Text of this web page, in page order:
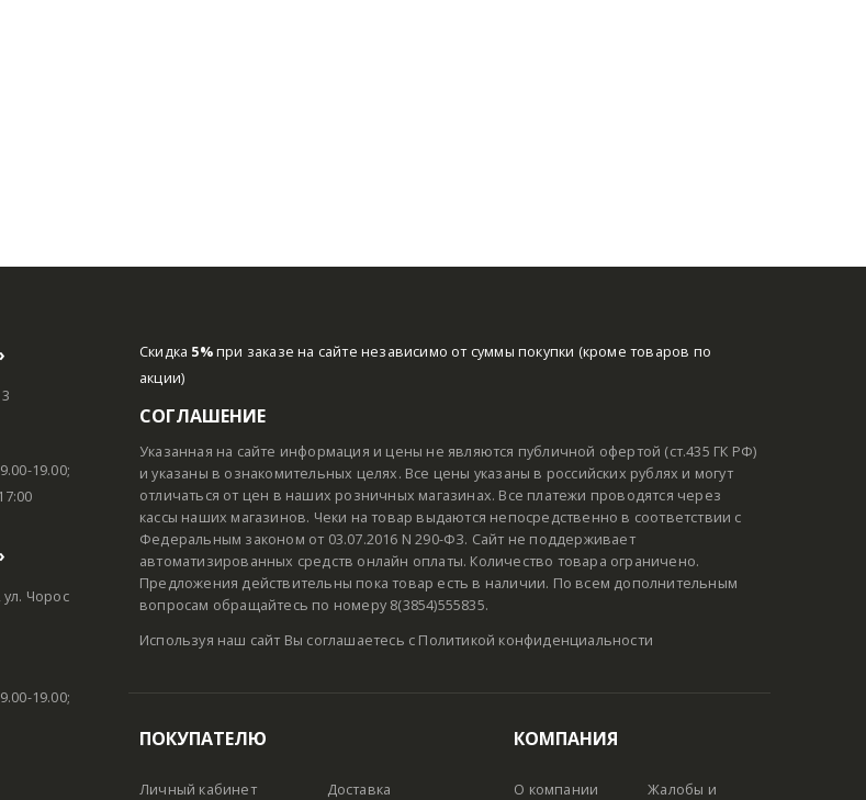
19.00;
ул. Чорос
19.00;
Скидка 5%при заказе на сайте независимо от суммы покупки (кроме товаров по
акции)
СОГЛАШЕНИЕ
Указанная на сайте информация и цены не являются публичной офертой (ст.435 ГК РФ)
и указаны в ознакомительных целях. Все цены указаны в российских рублях и могут
отличаться от цен в наших розничных магазинах. Все платежи проводятся через
кассы наших магазинов. Чеки на товар выдаются непосредственно в соответствии с
Федеральным законом от 03.07.2016 N 290-ФЗ. Сайт не поддерживает
автоматизированных средств онлайн оплаты. Количество товара ограничено.
Предложения действительны пока товар есть в наличии. По всем дополнительным
вопросам обращайтесь по номеру 8(3854)555835.
Используя наш сайт Вы соглашаетесь с Политикой конфиденциальности
ПОКУПАТЕЛЮ
Личный кабинет Доставка
КОМПАНИЯ
О компании Жалобы и